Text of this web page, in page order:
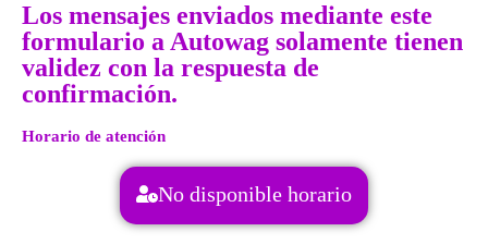
Los mensajes enviados mediante este
formulario a Autowag solamente tienen
validez con la respuesta de
confirmación.
Horario de atención
No disponible horario